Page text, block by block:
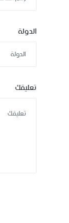
الدولة
تعليقك